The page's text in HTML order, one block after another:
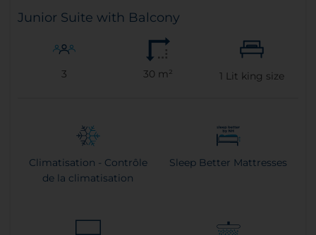
Junior Suite with Balcony
3 30 m² 1 Lit king size
Climatisation - Contrôle
de la climatisation
Sleep Better Mattresses